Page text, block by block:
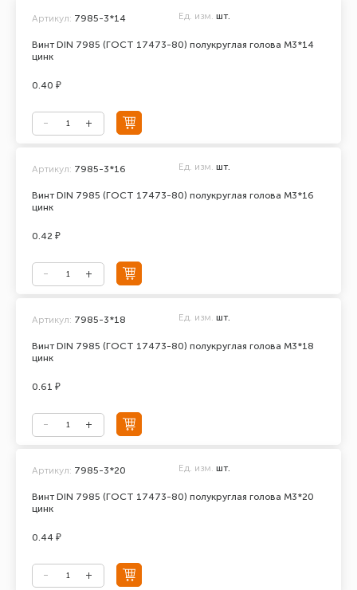
Винт DIN 7985 (ГОСТ 17473-80) полукруглая голова М3*14
цинк
Артикул: 7985-3*14 Ед. изм. шт.
0.40 ₽
Винт DIN 7985 (ГОСТ 17473-80) полукруглая голова М3*16
цинк
Артикул: 7985-3*16 Ед. изм. шт.
0.42 ₽
Винт DIN 7985 (ГОСТ 17473-80) полукруглая голова М3*18
цинк
Артикул: 7985-3*18 Ед. изм. шт.
0.61 ₽
Винт DIN 7985 (ГОСТ 17473-80) полукруглая голова М3*20
цинк
Артикул: 7985-3*20 Ед. изм. шт.
0.44 ₽